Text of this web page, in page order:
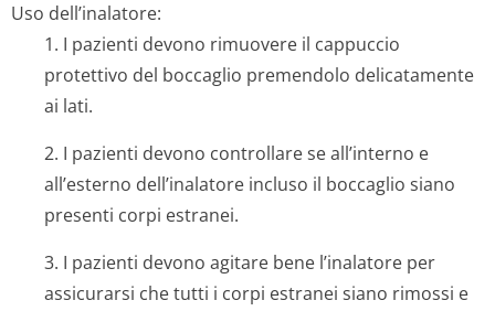
Uso dell’inalatore:
1. I pazienti devono rimuovere il cappuccio
protettivo del boccaglio premendolo delicatamente
ai lati.
2. I pazienti devono controllare se all’interno e
all’esterno dell’inalatore incluso il boccaglio siano
presenti corpi estranei.
3. I pazienti devono agitare bene l’inalatore per
assicurarsi che tutti i corpi estranei siano rimossi e